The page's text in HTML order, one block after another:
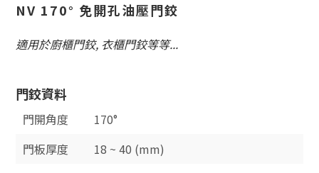
NV 170° 免開孔油壓門鉸
適用於廚櫃門鉸, 衣櫃門鉸等等...
門鉸資料
門開角度
170°
門板厚度
18 ~ 40 (mm)